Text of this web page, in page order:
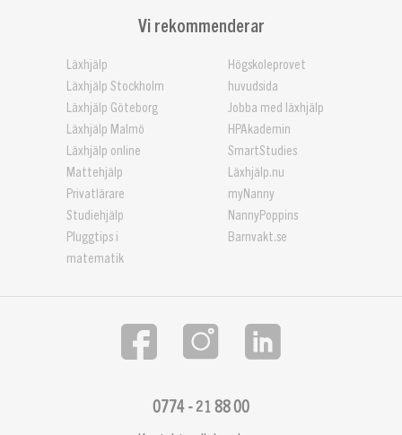
Vi rekommenderar
Läxhjälp
Läxhjälp Stockholm
Läxhjälp Göteborg
Läxhjälp Malmö
Läxhjälp online
Mattehjälp
Privatlärare
Studiehjälp
Pluggtips i
matematik
Högskoleprovet
huvudsida
Jobba med läxhjälp
HPAkademin
SmartStudies
Läxhjälp.nu
myNanny
NannyPoppins
Barnvakt.se
0774 - 21 88 00